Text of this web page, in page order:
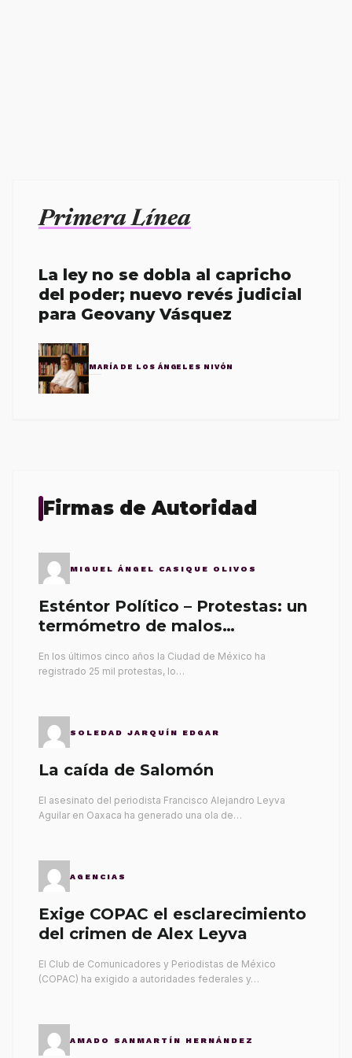
Primera Línea
La ley no se dobla al capricho
del poder; nuevo revés judicial
para Geovany Vásquez
MARÍA DE LOS ÁNGELES NIVÓN
Firmas de Autoridad
MIGUEL ÁNGEL CASIQUE OLIVOS
Esténtor Político – Protestas: un
termómetro de malos
En los últimos cinco años la Ciudad de México ha
registrado 25 mil protestas, lo…
SOLEDAD JARQUÍN EDGAR
La caída de Salomón
El asesinato del periodista Francisco Alejandro Leyva
Aguilar en Oaxaca ha generado una ola de…
AGENCIAS
Exige COPAC el esclarecimiento
del crimen de Alex Leyva
El Club de Comunicadores y Periodistas de México
(COPAC) ha exigido a autoridades federales y…
AMADO SANMARTÍN HERNÁNDEZ